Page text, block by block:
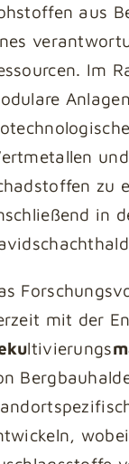
aus
Im
zu
in
mit der
ltivierungs